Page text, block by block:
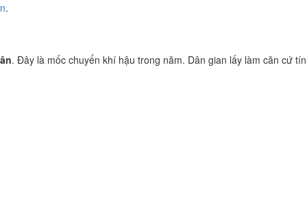
.
. Đây là mốc chuyển khí hậu trong năm. Dân gian lấy làm căn cứ